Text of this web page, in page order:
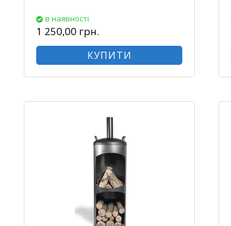
в наявності
1 250,00 грн.
КУПИТИ